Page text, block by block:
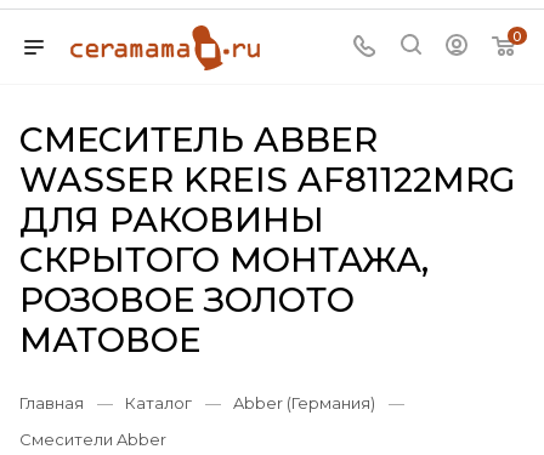
0
СМЕСИТЕЛЬ ABBER
WASSER KREIS AF81122MRG
ДЛЯ РАКОВИНЫ
СКРЫТОГО МОНТАЖА,
РОЗОВОЕ ЗОЛОТО
МАТОВОЕ
Главная — Каталог — Abber (Германия)
—
Смесители Abber